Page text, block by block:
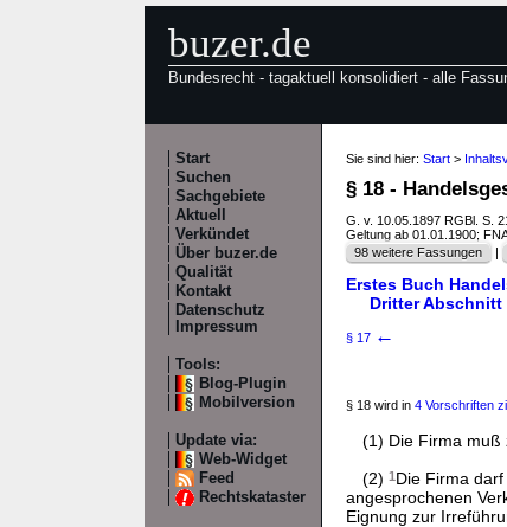
buzer.de
Bundesrecht - tagaktuell konsolidiert - alle
Start
Suchen
Sachgebiete
Aktuell
Verkündet
Über buzer.de
Qualität
Kontakt
Datenschutz
Impressum
Tools:
Blog-Plugin
Mobilversion
Update via:
Web-Widget
Feed
Rechtskataster
Sie sind hier: Start >
§ 18 -
G. v. 10.05.1897 RGBl. S.
Geltung ab 01.01.1900;
98 weitere Fassungen
|
Erstes Buch
Dritter Abschnitt
§ 17 ←
§ 18 wird in 4 Vorschriften
(1) Die Firma muß
(2) 1Die Firma
angesprochenen
Eignung zur